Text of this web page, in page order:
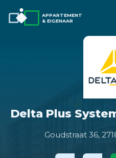
APPARTEMENT
& EIGENAAR
Delta Plus
Goudstraat 36,